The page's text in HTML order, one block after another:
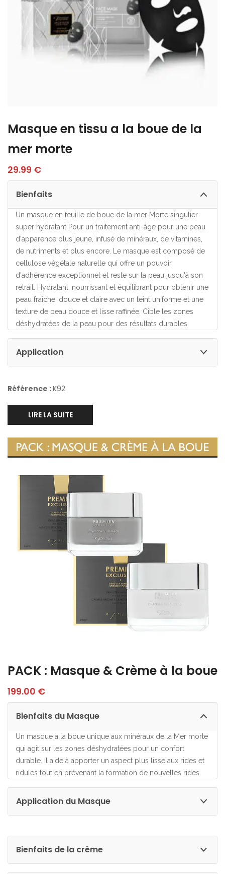
Masque en tissu a la boue de la
mer morte
29.99 €
Bienfaits
Un masque en feuille de boue de la mer Morte singulier
super hydratant Pour un traitement anti-âge pour une peau
d'apparence plus jeune, infusé de minéraux, de vitamines,
de nutriments et plus encore. Le masque est composé de
cellulose végétale naturelle qui offre un pouvoir
d'adhérence exceptionnel et reste sur la peau jusqu'à son
retrait. Hydratant, nourrissant et équilibrant pour obtenir une
peau fraîche, douce et claire avec un teint uniforme et une
texture de peau douce et lisse raffinée. Cible les zones
déshydratées de la peau pour des résultats durables.
Application
Référence :K92
LIRE LA SUITE
PACK : Masque & Crème à la boue
199.00 €
Bienfaits du Masque
Un masque à la boue unique aux minéraux de la Mer morte
qui agit sur les zones déshydratées pour un confort
durable. Il aide à apporter un aspect plus lisse aux rides et
ridules tout en prévenant la formation de nouvelles rides.
Application du Masque
Bienfaits de la crème